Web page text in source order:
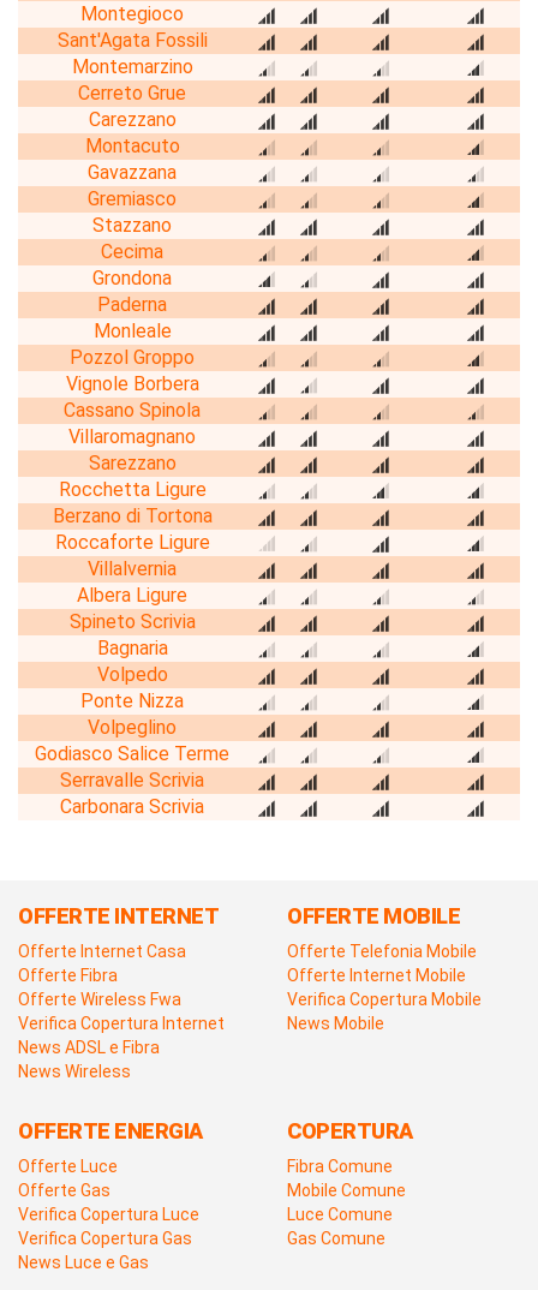
Montegioco
Sant'Agata Fossili
Montemarzino
Cerreto Grue
Carezzano
Montacuto
Gavazzana
Gremiasco
Stazzano
Cecima
Grondona
Paderna
Monleale
Pozzol Groppo
Vignole Borbera
Cassano Spinola
Villaromagnano
Sarezzano
Rocchetta Ligure
Berzano di Tortona
Roccaforte Ligure
Villalvernia
Albera Ligure
Spineto Scrivia
Bagnaria
Volpedo
Ponte Nizza
Volpeglino
Godiasco Salice Terme
Serravalle Scrivia
Carbonara Scrivia
OFFERTE INTERNET
Offerte Internet Casa
Offerte Fibra
Offerte Wireless Fwa
Verifica Copertura Internet
News ADSL e Fibra
News Wireless
OFFERTE MOBILE
Offerte Telefonia Mobile
Offerte Internet Mobile
Verifica Copertura Mobile
News Mobile
OFFERTE ENERGIA
Offerte Luce
Offerte Gas
Verifica Copertura Luce
Verifica Copertura Gas
News Luce e Gas
COPERTURA
Fibra Comune
Mobile Comune
Luce Comune
Gas Comune